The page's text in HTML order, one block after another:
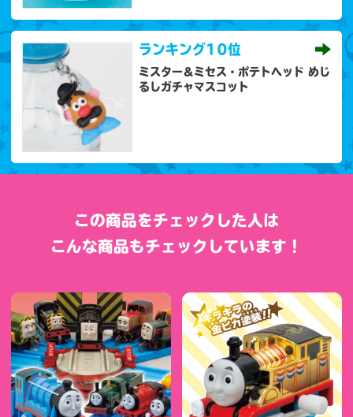
ランキング10位
ミスター＆ミセス・ポテトヘッド めじ
るしガチャマスコット
この商品をチェックした人は
こんな商品もチェックしています！